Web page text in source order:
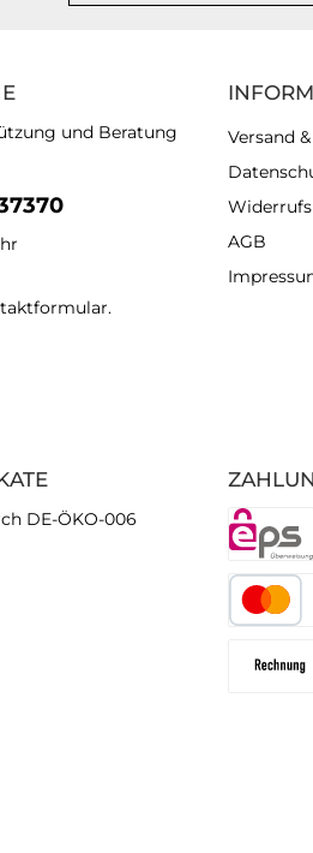
und Beratung
.
DE-ÖKO-006
Versand
AGB